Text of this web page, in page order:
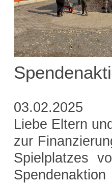
03.02.2025
Liebe Eltern
zur
Spielplatzes